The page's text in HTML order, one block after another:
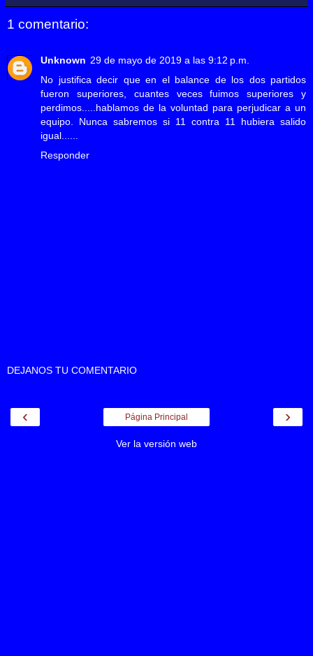
1 comentario:
Unknown 29 de mayo de 2019 a las 9:12 p.m.
No justifica decir que en el balance de los dos partidos
fueron superiores, cuantes veces fuimos superiores y
perdimos.....hablamos de la voluntad para perjudicar a un
equipo. Nunca sabremos si 11 contra 11 hubiera salido
igual......
Responder
DEJANOS TU COMENTARIO
‹ ›
Página Principal
Ver la versión web